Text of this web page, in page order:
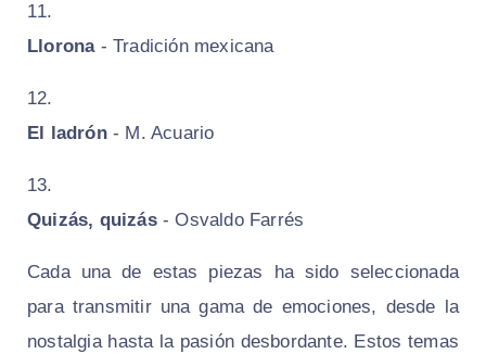
Llorona- Tradición mexicana
El ladrón- M. Acuario
Quizás, quizás- Osvaldo Farrés
Cada una de estas piezas ha sido seleccionada
para transmitir una gama de emociones, desde la
nostalgia hasta la pasión desbordante. Estos temas